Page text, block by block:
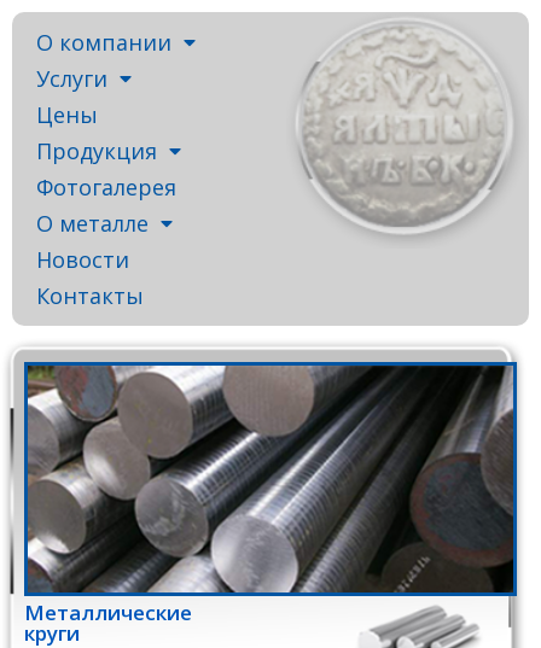
О компании
Услуги
Цены
Продукция
Фотогалерея
О металле
Новости
Контакты
Металлические
круги